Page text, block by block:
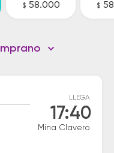
$ 58.000 $
LLEGA
17:40
Mina Clavero